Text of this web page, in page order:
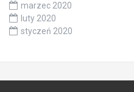
marzec 2020
luty 2020
styczeń 2020